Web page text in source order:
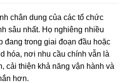
chân dung của các tổ chức
sâu nhất. Họ nghiêng nhiều
đang trong giai đoạn đầu hoặc
hóa, nơi nhu cầu chính vẫn là
cải thiện khả năng vận hành và
hơn.